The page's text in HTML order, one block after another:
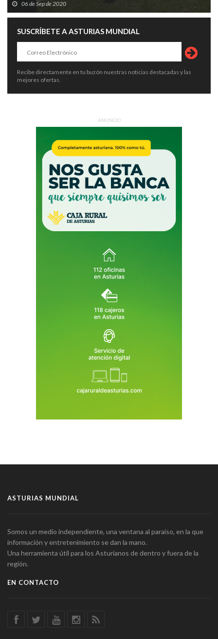
06 de Sep de 2020
SUSCRÍBETE A ASTURIAS MUNDIAL
Recibe directamente en tu buzón nuestras noticias destacadas y las
mejores ofertas.
ANUNCIO
ASTURIAS MUNDIAL
Somos un medio independiente, una ventana al paraíso, en la que
información y entretenimiento se dan la mano.
Una herramienta útil para los Asturianos de dentro y fuera de la
región.
EN CONTACTO